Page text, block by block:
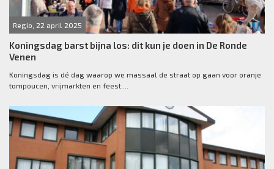
Regio, 22 april 2025
Koningsdag barst bijna los: dit kun je doen in De Ronde
Venen
Koningsdag is dé dag waarop we massaal de straat op gaan voor oranje
tompoucen, vrijmarkten en feest....